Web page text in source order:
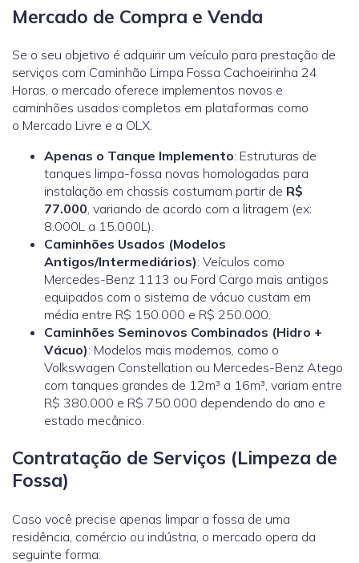
Mercado de Compra e Venda
Se o seu objetivo é adquirir um veículo para prestação de
serviços com Caminhão Limpa Fossa Cachoeirinha 24
Horas, o mercado oferece implementos novos e
caminhões usados completos em plataformas como
o Mercado Livre e a OLX.
Apenas o Tanque Implemento: Estruturas de
tanques limpa-fossa novas homologadas para
instalação em chassis costumam partir de R$
77.000 , variando de acordo com a litragem (ex:
8.000L a 15.000L).
Caminhões Usados (Modelos
Antigos/Intermediários): Veículos como
Mercedes-Benz 1113 ou Ford Cargo mais antigos
equipados com o sistema de vácuo custam em
média entre R$ 150.000 e R$ 250.000.
Caminhões Seminovos Combinados (Hidro +
Vácuo): Modelos mais modernos, como o
Volkswagen Constellation ou Mercedes-Benz Atego
com tanques grandes de 12m³ a 16m³, variam entre
R$ 380.000 e R$ 750.000 dependendo do ano e
estado mecânico.
Contratação de Serviços (Limpeza de
Fossa)
Caso você precise apenas limpar a fossa de uma
residência, comércio ou indústria, o mercado opera da
seguinte forma: